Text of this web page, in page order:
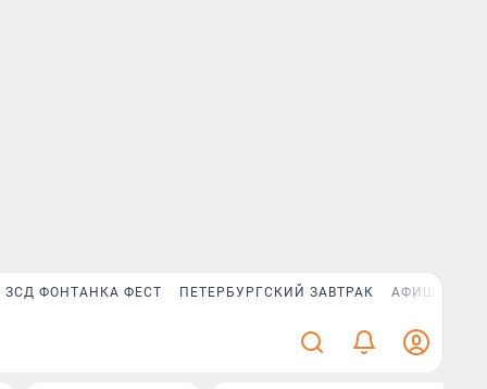
ЗСД ФОНТАНКА ФЕСТ ПЕТЕРБУРГСКИЙ ЗАВТРАК АФИША PLUS